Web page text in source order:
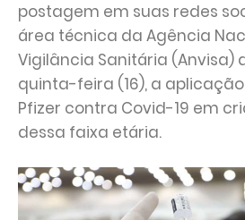
postagem em suas redes
área técnica da Agência
Vigilância Sanitária (Anvisa)
quinta-feira (16), a
Pfizer contra Covid-19 em
dessa faixa etária.